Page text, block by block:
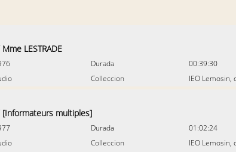
Mme LESTRADE
Durada
00:39:30
Colleccion
IEO Lemosin,
[Informateurs multiples]
Durada
01:02:24
Colleccion
IEO Lemosin,